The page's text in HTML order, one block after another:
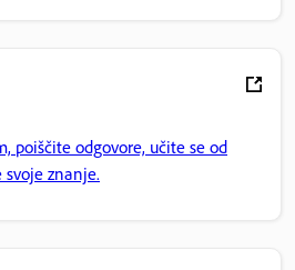
poiščite odgovore, učite se od
znanje.